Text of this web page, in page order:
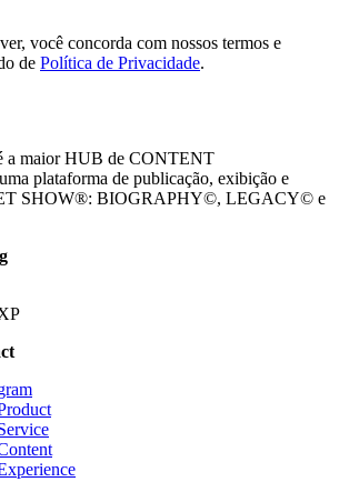
você concorda com nossos termos e
de Política de Privacidade.
maior HUB de CONTENT
plataforma de publicação, exibição e
SHOW®: BIOGRAPHY©, LEGACY© e